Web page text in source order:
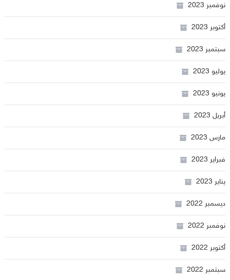
نوفمبر 2023
أكتوبر 2023
سبتمبر 2023
يوليو 2023
يونيو 2023
أبريل 2023
مارس 2023
فبراير 2023
يناير 2023
ديسمبر 2022
نوفمبر 2022
أكتوبر 2022
سبتمبر 2022